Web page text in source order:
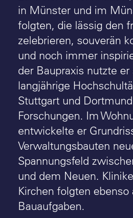
in Münster und im
folgten, die lässig den
zelebrieren, souverän
und noch immer
der Baupraxis nutzte er
langjährige
Stuttgart und
Forschungen. Im
entwickelte er
Verwaltungsbauten
Spannungsfeld
und dem Neuen.
Kirchen folgten ebenso
Bauaufgaben.